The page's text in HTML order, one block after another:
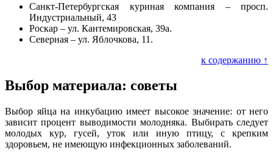
Санкт-Петербургская куриная компания – просп.
Индустриальный, 43
Роскар – ул. Кантемировская, 39а.
Северная – ул. Яблочкова, 11.
к содержанию ↑
Выбор материала: советы
Выбор яйца на инкубацию имеет высокое значение: от него
зависит процент выводимости молодняка. Выбирать следует
молодых кур, гусей, уток или иную птицу, с крепким
здоровьем, не имеющую инфекционных заболеваний.